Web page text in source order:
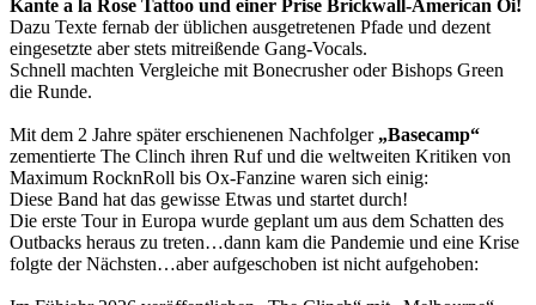
Kante a la Rose Tattoo und einer Prise Brickwall-American Oi!
Dazu Texte fernab der üblichen ausgetretenen Pfade und dezent
eingesetzte aber stets mitreißende Gang-Vocals.
Schnell machten Vergleiche mit Bonecrusher oder Bishops Green
die Runde.
Mit dem 2 Jahre später erschienenen Nachfolger „Basecamp“
zementierte The Clinch ihren Ruf und die weltweiten Kritiken von
Maximum RocknRoll bis Ox-Fanzine waren sich einig:
Diese Band hat das gewisse Etwas und startet durch!
Die erste Tour in Europa wurde geplant um aus dem Schatten des
Outbacks heraus zu treten…dann kam die Pandemie und eine Krise
folgte der Nächsten…aber aufgeschoben ist nicht aufgehoben: